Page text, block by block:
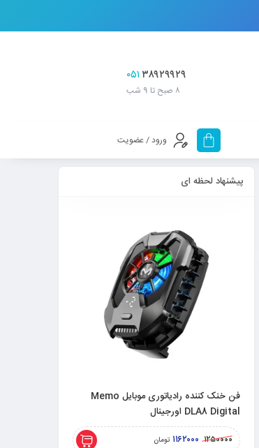
۳۸۹۲۹۹۲۹۰۵۱
۸ صبح تا 9 شب
ورود / عضویت
پیشنهاد لحظه ای
فن خنک کننده رادیاتوری موبایل Memo
DLA8 Digital اورجینال
۱۲۵۰۰۰۰ ۱۱۶۲۰۰۰ تومان